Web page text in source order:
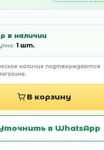
в наличии
1 шт.
наличие подтверждаются
В корзину
в WhatsApp